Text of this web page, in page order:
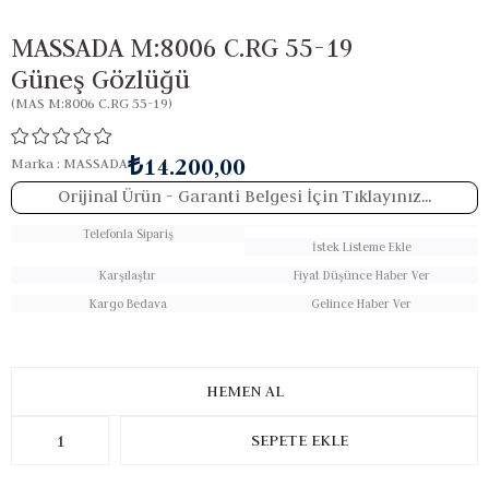
MASSADA M:8006 C.RG 55-19
Güneş Gözlüğü
(MAS M:8006 C.RG 55-19)
Marka : MASSADA₺14.200,00
Orijinal Ürün - Garanti Belgesi İçin Tıklayınız...
Telefonla Sipariş
İstek Listeme Ekle
Karşılaştır
Fiyat Düşünce Haber Ver
Kargo Bedava
Gelince Haber Ver